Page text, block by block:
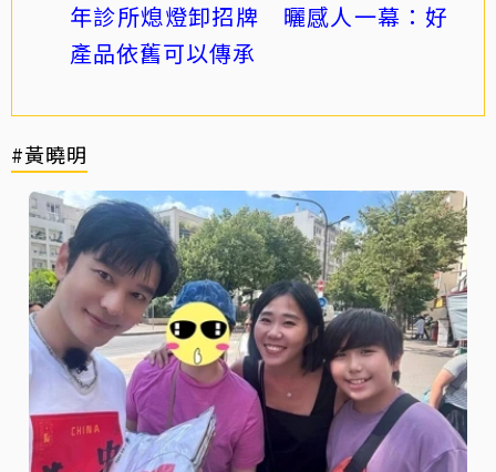
年診所熄燈卸招牌 曬感人一幕：好
產品依舊可以傳承
#黃曉明